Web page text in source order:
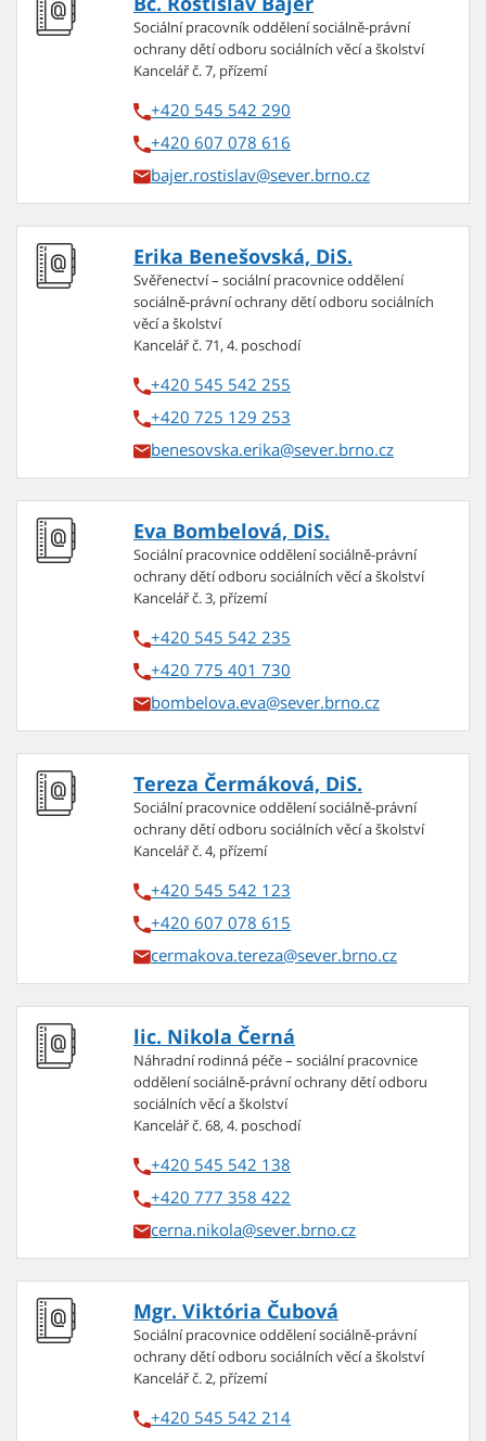
Sociální pracovník oddělení sociálně-právní
ochrany dětí odboru sociálních věcí a školství
Kancelář č. 7, přízemí
+420 545 542 290
+420 607 078 616
bajer.rostislav
Erika Benešovská, DiS.
Svěřenectví – sociální pracovnice oddělení
sociálně-právní ochrany dětí odboru sociálních
věcí a školství
Kancelář č. 71, 4. poschodí
+420 545 542 255
+420 725 129 253
benesovska.erika
Eva Bombelová, DiS.
Sociální pracovnice oddělení sociálně-právní
ochrany dětí odboru sociálních věcí a školství
Kancelář č. 3, přízemí
+420 545 542 235
+420 775 401 730
bombelova.eva
Tereza Čermáková, DiS.
Sociální pracovnice oddělení sociálně-právní
ochrany dětí odboru sociálních věcí a školství
Kancelář č. 4, přízemí
+420 545 542 123
+420 607 078 615
cermakova.tereza
lic. Nikola Černá
Náhradní rodinná péče – sociální pracovnice
oddělení sociálně-právní ochrany dětí odboru
sociálních věcí a školství
Kancelář č. 68, 4. poschodí
+420 545 542 138
+420 777 358 422
cerna.nikola
Mgr. Viktória Čubová
Sociální pracovnice oddělení sociálně-právní
ochrany dětí odboru sociálních věcí a školství
Kancelář č. 2, přízemí
+420 545 542 214